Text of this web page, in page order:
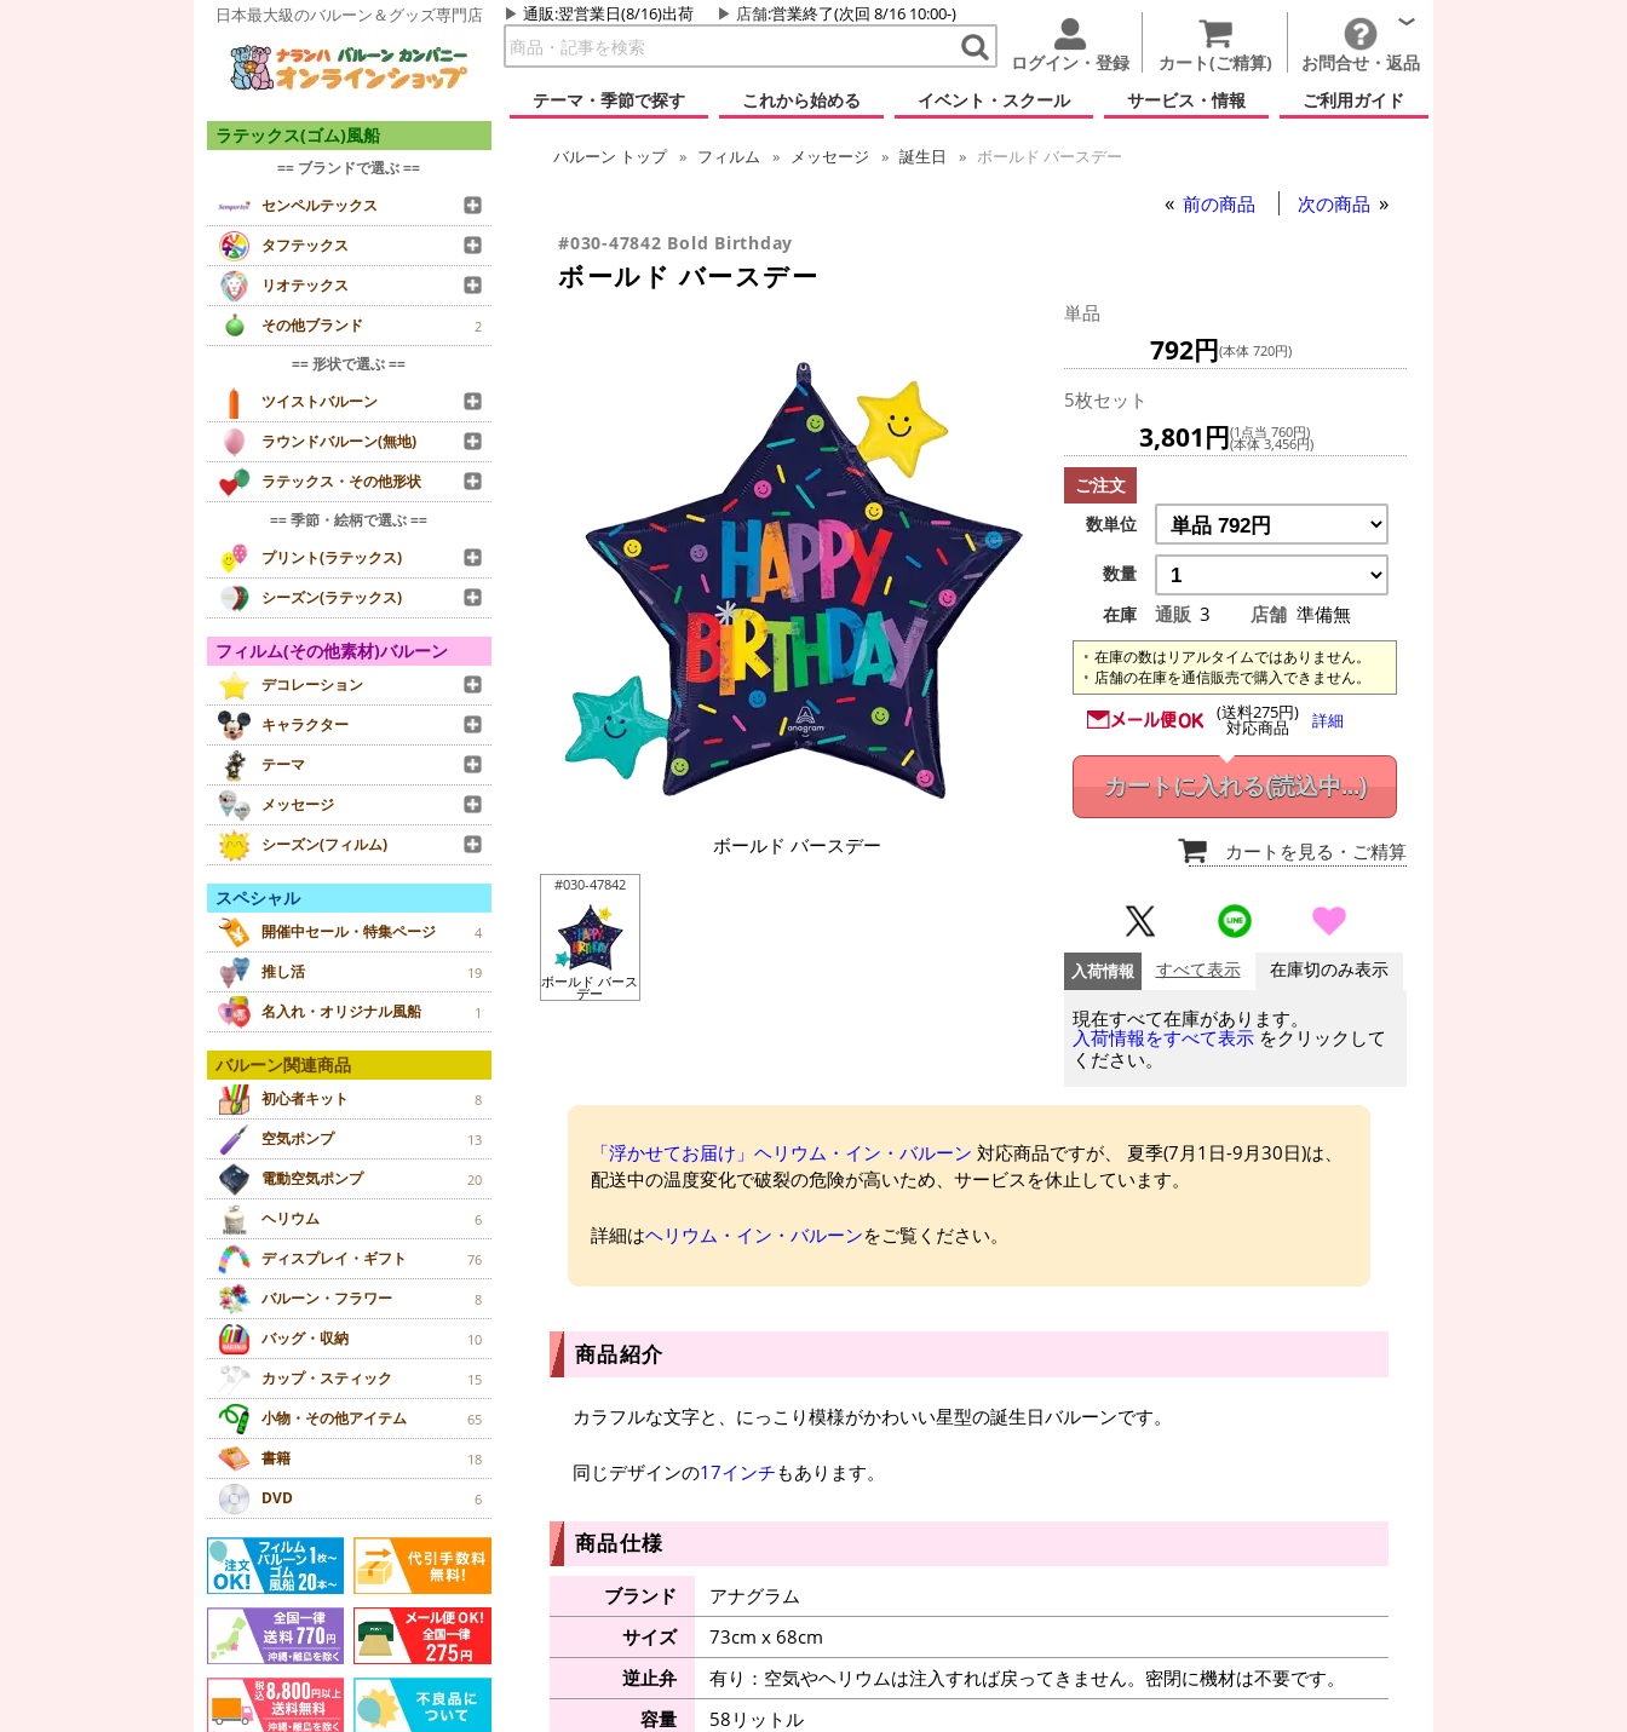
日本最大級のバルーン＆グッズ専門店 通販:翌営業日(8/16)出荷 店舗:営業終了(次回 8/16 10:00-)
ログイン・登録 カート(ご精算)
お問合せ・返品
テーマ・季節で探す
これから始める イベント・スクール サービス・情報 ご利用ガイド
ラテックス(ゴム)風船
== ブランドで選ぶ ==
センペルテックス
タフテックス
リオテックス
その他ブランド
2
== 形状で選ぶ ==
ツイストバルーン
ラウンドバルーン(無地)
ラテックス・その他形状
== 季節・絵柄で選ぶ ==
プリント(ラテックス)
シーズン(ラテックス)
フィルム(その他素材)バルーン
デコレーション
キャラクター
テーマ
メッセージ
シーズン(フィルム)
スペシャル
開催中セール・特集ページ 4
推し活 19
名入れ・オリジナル風船 1
バルーン関連商品
初心者キット 8
空気ポンプ 13
電動空気ポンプ 20
ヘリウム 6
ディスプレイ・ギフト 76
バルーン・フラワー 8
バッグ・収納 10
カップ・スティック 15
小物・その他アイテム 65
書籍 18
DVD 6
バルーン トップ フィルム メッセージ 誕生日 ボールド バースデー
前の商品 次の商品
#030-47842 Bold Birthday
ボールド バースデー
ボールド バースデー
#030-47842
ボールド バース
デー
単品
792円(本体 720円)
5枚セット
3,801円(1点当 760円)
(本体 3,456円)
ご注文
数単位
数量
在庫
通販 3 店舗 準備無
在庫の数はリアルタイムではありません。
店舗の在庫を通信販売で購入できません。
(送料275円)
対応商品 詳細
カートに入れる(読込中...)
カートを見る ・ご精算
入荷情報 すべて表示 在庫切のみ表示
現在すべて在庫があります。
入荷情報をすべて表示 をクリックして
ください。
「浮かせてお届け」ヘリウム・イン・バルーン 対応商品ですが、 夏季(7月1日-9月30日)は、
配送中の温度変化で破裂の危険が高いため、サービスを休止しています。
詳細はヘリウム・イン・バルーンをご覧ください。
商品紹介
カラフルな文字と、にっこり模様がかわいい星型の誕生日バルーンです。
同じデザインの17インチもあります。
商品仕様
ブランド
アナグラム
サイズ
73cm x 68cm
逆止弁
有り：空気やヘリウムは注入すれば戻ってきません。密閉に機材は不要です。
容量
58リットル